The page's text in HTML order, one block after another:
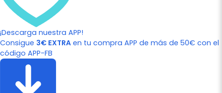
¡Descarga nuestra APP!
Consigue 3€ EXTRA en tu compra APP de más de 50€ con el
código APP-FB